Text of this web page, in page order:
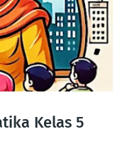
Kelas 5